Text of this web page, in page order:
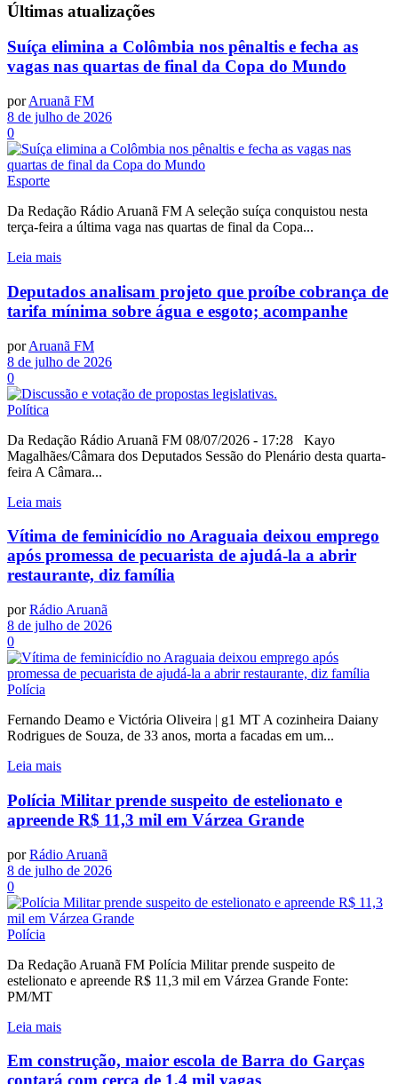
Últimas atualizações
Suíça elimina a Colômbia nos pênaltis e fecha as
vagas nas quartas de final da Copa do Mundo
por Aruanã FM
8 de julho de 2026
0
Esporte
Da Redação Rádio Aruanã FM A seleção suíça conquistou nesta
terça-feira a última vaga nas quartas de final da Copa...
Leia mais
Deputados analisam projeto que proíbe cobrança de
tarifa mínima sobre água e esgoto; acompanhe
por Aruanã FM
8 de julho de 2026
0
Política
Da Redação Rádio Aruanã FM 08/07/2026 - 17:28 Kayo
Magalhães/Câmara dos Deputados Sessão do Plenário desta quarta-
feira A Câmara...
Leia mais
Vítima de feminicídio no Araguaia deixou emprego
após promessa de pecuarista de ajudá-la a abrir
restaurante, diz família
por Rádio Aruanã
8 de julho de 2026
0
Polícia
Fernando Deamo e Victória Oliveira | g1 MT A cozinheira Daiany
Rodrigues de Souza, de 33 anos, morta a facadas em um...
Leia mais
Polícia Militar prende suspeito de estelionato e
apreende R$ 11,3 mil em Várzea Grande
por Rádio Aruanã
8 de julho de 2026
0
Polícia
Da Redação Aruanã FM Polícia Militar prende suspeito de
estelionato e apreende R$ 11,3 mil em Várzea Grande Fonte:
PM/MT
Leia mais
Em construção, maior escola de Barra do Garças
contará com cerca de 1,4 mil vagas